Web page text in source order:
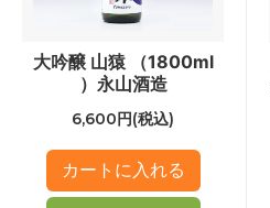
大吟醸 山猿 （1800ml
）永山酒造
6,600円(税込)